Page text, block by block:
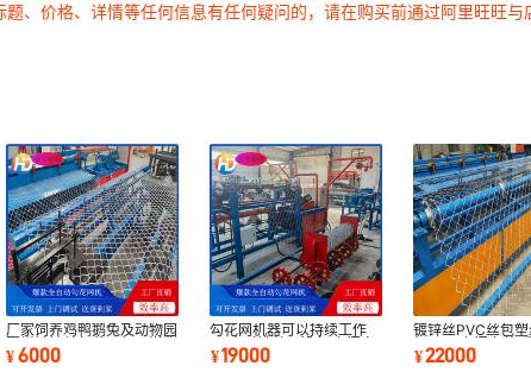
、价格、详情等任何信息有任何疑问的，请在购买前通过阿里旺旺
厂家饲养鸡鸭鹅兔及动物园
围栏镀锌丝勾花网机可送货
上门安装
¥6000
勾花网机器可以持续工作
24小时铁丝网设备 上门安
装 质保一年
¥19000
镀锌丝PVC丝包塑
机器厂 上门安装
铁丝围网设备
¥22000